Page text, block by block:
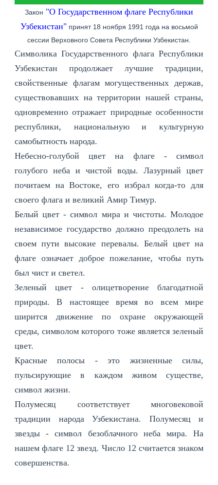
Закон "О Государственном флаге Республики
Узбекистан"принят 18 ноября 1991 года на восьмой
сессии Верховного Совета Республики Узбекистан.
Символика Государственного флага Республики
Узбекистан продолжает лучшие традиции,
свойственные флагам могущественных держав,
существовавших на территории нашей страны,
одновременно отражает природные особенности
республики, национальную и культурную
самобытность народа.
Небесно-голубой цвет на флаге - символ
голубого неба и чистой воды. Лазурный цвет
почитаем на Востоке, его избрал когда-то для
своего флага и великий Амир Тимур.
Белый цвет - символ мира и чистоты. Молодое
независимое государство должно преодолеть на
своем пути высокие перевалы. Белый цвет на
флаге означает доброе пожелание, чтобы путь
был чист и светел.
Зеленый цвет - олицетворение благодатной
природы. В настоящее время во всем мире
ширится движение по охране окружающей
среды, символом которого тоже является зеленый
цвет.
Красные полосы - это жизненные силы,
пульсирующие в каждом живом существе,
символ жизни.
Полумесяц соответствует многовековой
традиции народа Узбекистана. Полумесяц и
звезды - символ безоблачного неба мира. На
нашем флаге 12 звезд. Число 12 считается знаком
совершенства.